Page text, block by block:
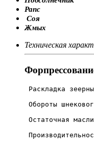
Рапс
Соя
Жмых
Техническая
Раскладка зеерных
Обороты
Остаточная